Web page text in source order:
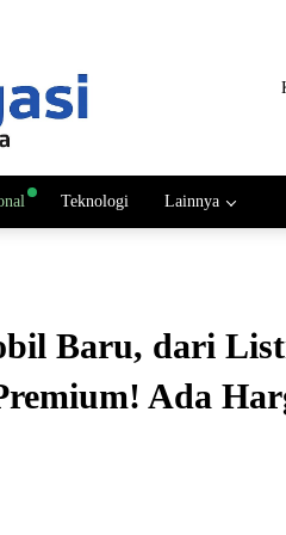
Teknologi Lainnya
Baru, dari
Ada